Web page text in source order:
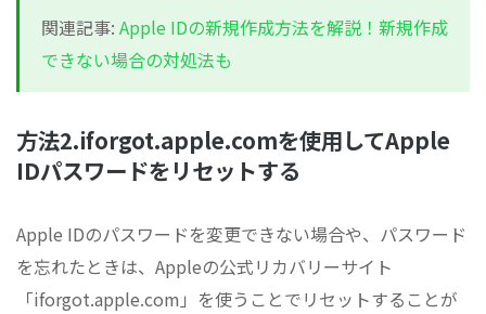
関連記事: Apple IDの新規作成方法を解説！新規作成
できない場合の対処法も
方法2.iforgot.apple.comを使用してApple
IDパスワードをリセットする
Apple IDのパスワードを変更できない場合や、パスワード
を忘れたときは、Appleの公式リカバリーサイト
「iforgot.apple.com」を使うことでリセットすることが